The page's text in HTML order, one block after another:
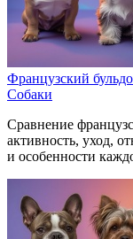
Французский
Собаки
Сравнение
активность, уход,
и особенности